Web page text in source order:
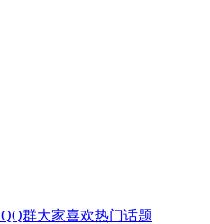
QQ群大家喜欢热门话题